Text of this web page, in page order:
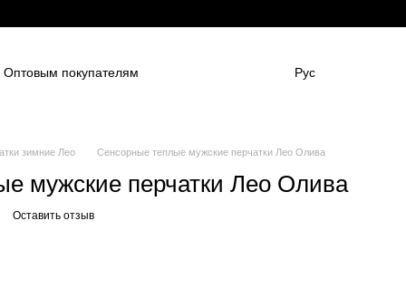
Оптовым покупателям
Рус
зимние Лео Сенсорные теплые мужские перчатки Лео Олива
мужские перчатки Лео Олива
Оставить отзыв